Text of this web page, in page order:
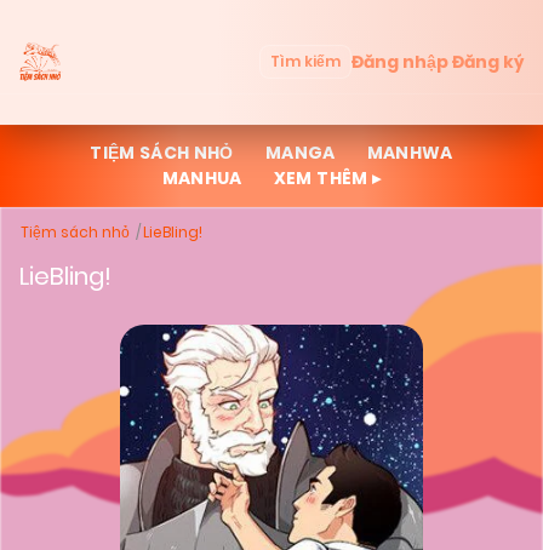
Tìm kiếm Đăng nhậpĐăng ký
TIỆM SÁCH NHỎ MANGA
MANHWA
MANHUA
XEM THÊM ▸
Tiệm sách nhỏ LieBling!
LieBling!